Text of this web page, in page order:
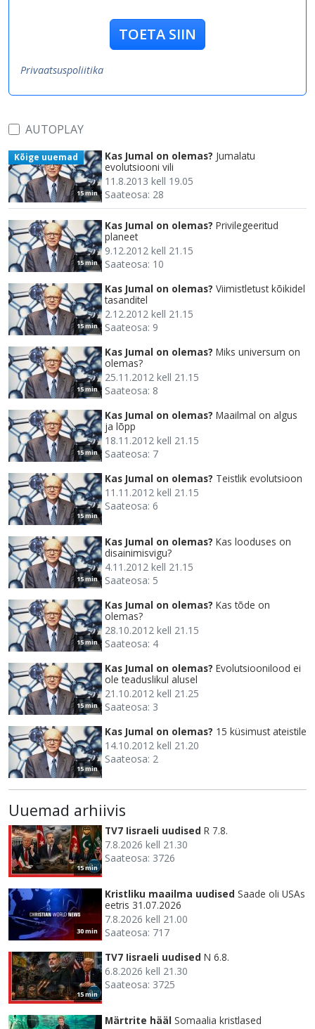
TOETA SIIN
Privaatsuspoliitika
AUTOPLAY
15 min
Kõige uuemad Kas Jumal on olemas? Jumalatu
evolutsiooni vili
11.8.2013 kell 19.05
Saateosa: 28
15 min
Kas Jumal on olemas? Privilegeeritud
planeet
9.12.2012 kell 21.15
Saateosa: 10
15 min
Kas Jumal on olemas? Viimistletust kõikidel
tasanditel
2.12.2012 kell 21.15
Saateosa: 9
15 min
Kas Jumal on olemas? Miks universum on
olemas?
25.11.2012 kell 21.15
Saateosa: 8
15 min
Kas Jumal on olemas? Maailmal on algus
ja lõpp
18.11.2012 kell 21.15
Saateosa: 7
15 min
Kas Jumal on olemas? Teistlik evolutsioon
11.11.2012 kell 21.15
Saateosa: 6
15 min
Kas Jumal on olemas? Kas looduses on
disainimisvigu?
4.11.2012 kell 21.15
Saateosa: 5
15 min
Kas Jumal on olemas? Kas tõde on
olemas?
28.10.2012 kell 21.15
Saateosa: 4
15 min
Kas Jumal on olemas? Evolutsioonilood ei
ole teaduslikul alusel
21.10.2012 kell 21.25
Saateosa: 3
15 min
Kas Jumal on olemas? 15 küsimust ateistile
14.10.2012 kell 21.20
Saateosa: 2
Uuemad arhiivis
15 min
TV7 Iisraeli uudised R 7.8.
7.8.2026 kell 21.30
Saateosa: 3726
30 min
Kristliku maailma uudised Saade oli USAs
eetris 31.07.2026
7.8.2026 kell 21.00
Saateosa: 717
15 min
TV7 Iisraeli uudised N 6.8.
6.8.2026 kell 21.30
Saateosa: 3725
Märtrite hääl Somaalia kristlased